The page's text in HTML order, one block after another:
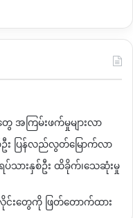
အကြမ်းဖက်မှုများလာ
ဦး ပြန်လည်လွတ်မြောက်လာ
သားနှစ်ဦး ထိခိုက်၊သေဆုံးမှု
လိုင်းတွေကို ဖြတ်တောက်ထား